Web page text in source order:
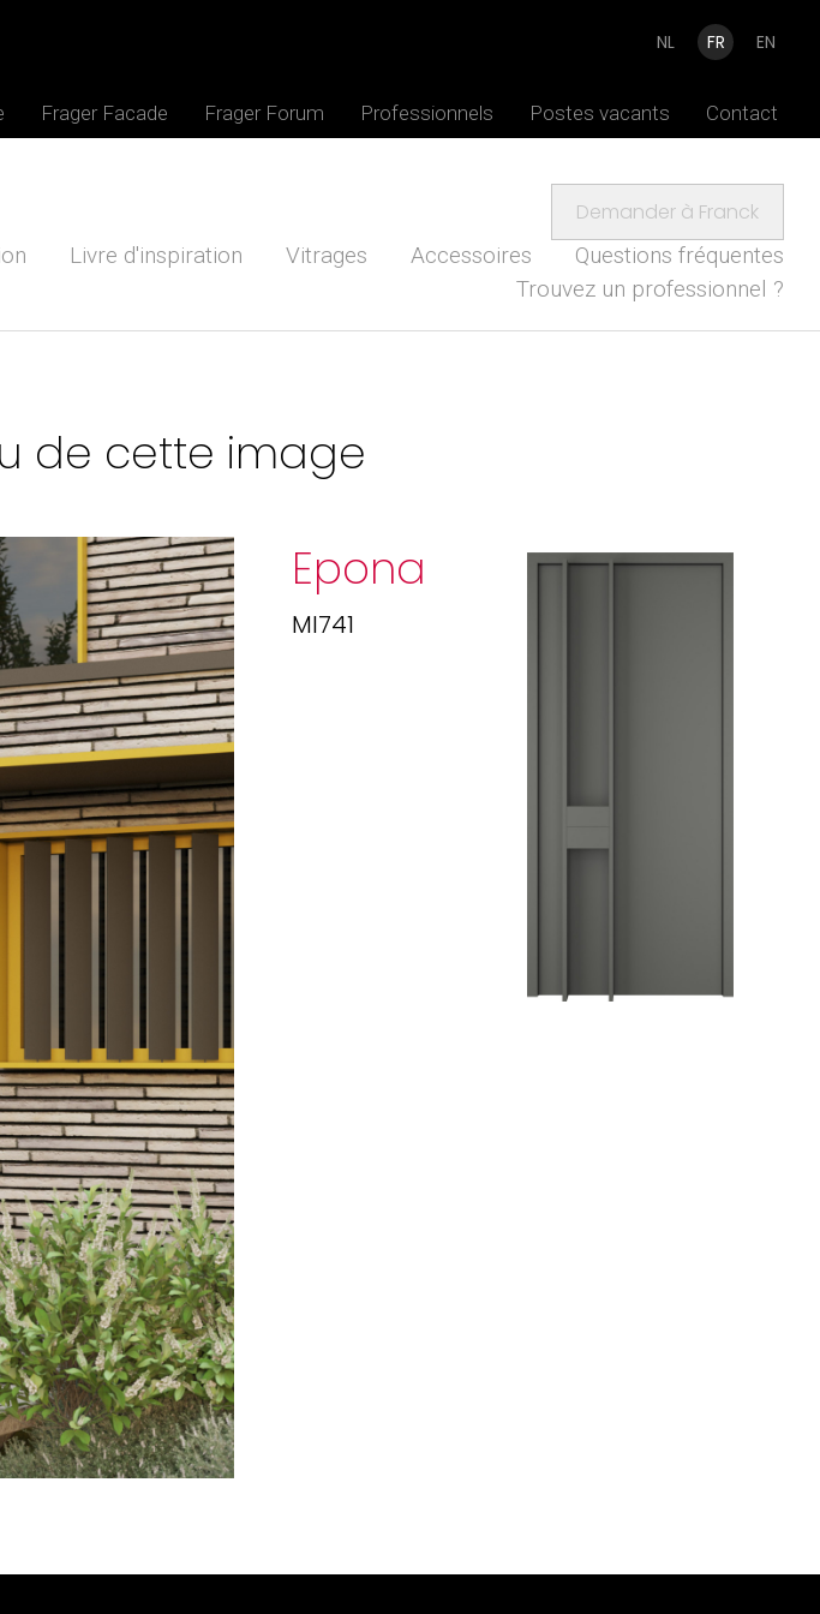
NL FR EN
Frager Facade Frager Forum Professionnels Postes vacants Contact
Demander à Franck
Livre d'inspiration Vitrages Accessoires
Questions fréquentes
Trouvez un professionnel ?
de cette image
Epona
MI741